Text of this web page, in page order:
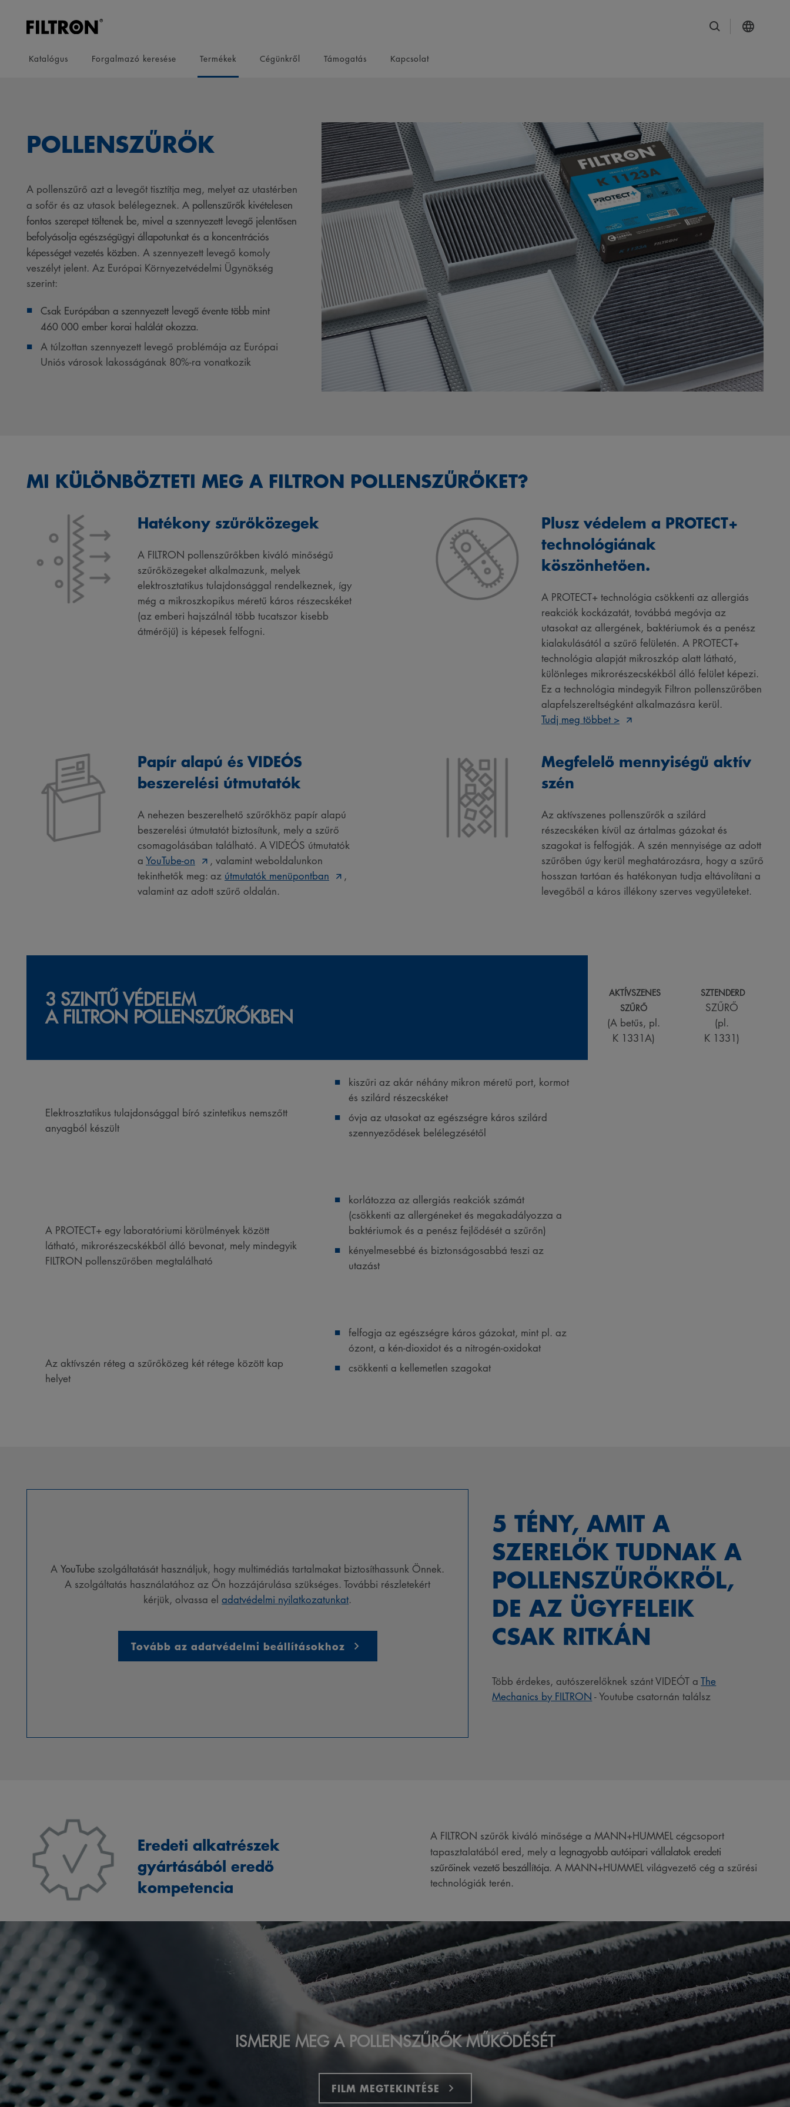
Katalógus Forgalmazó keresése Termékek Cégünkről Támogatás Kapcsolat
POLLENSZŰRŐK
A pollenszűrő azt a levegőt tisztítja meg, melyet az utastérben
a sofőr és az utasok belélegeznek. A pollenszűrők kivételesen
fontos szerepet töltenek be, mivel a szennyezett levegő jelentősen
befolyásolja egészségügyi állapotunkat és a koncentrációs
képességet vezetés közben. A szennyezett levegő komoly
veszélyt jelent. Az Európai Környezetvédelmi Ügynökség
szerint:
Csak Európában a szennyezett levegő évente több mint
460 000 ember korai halálát okozza.
A túlzottan szennyezett levegő problémája az Európai
Uniós városok lakosságának 80%-ra vonatkozik
MI KÜLÖNBÖZTETI MEG A FILTRON POLLENSZŰRŐKET?
Hatékony szűrőközegek
A FILTRON pollenszűrőkben kiváló minőségű
szűrőközegeket alkalmazunk, melyek
elektrosztatikus tulajdonsággal rendelkeznek, így
még a mikroszkopikus méretű káros részecskéket
(az emberi hajszálnál több tucatszor kisebb
átmérőjű) is képesek felfogni.
Plusz védelem a PROTECT+
technológiának
köszönhetően.
A PROTECT+ technológia csökkenti az allergiás
reakciók kockázatát, továbbá megóvja az
utasokat az allergének, baktériumok és a penész
kialakulásától a szűrő felületén. A PROTECT+
technológia alapját mikroszkóp alatt látható,
különleges mikrorészecskékből álló felület képezi.
Ez a technológia mindegyik Filtron pollenszűrőben
alapfelszereltségként alkalmazásra kerül.
Tudj meg többet >
Papír alapú és VIDEÓS
beszerelési útmutatók
A nehezen beszerelhető szűrőkhöz papír alapú
beszerelési útmutatót biztosítunk, mely a szűrő
csomagolásában található. A VIDEÓS útmutatók
a YouTube-on
, valamint weboldalunkon
tekinthetők meg: az útmutatók menüpontban
,
valamint az adott szűrő oldalán.
Megfelelő mennyiségű aktív
szén
Az aktívszenes pollenszűrők a szilárd
részecskéken kívül az ártalmas gázokat és
szagokat is felfogják. A szén mennyisége az adott
szűrőben úgy kerül meghatározásra, hogy a szűrő
hosszan tartóan és hatékonyan tudja eltávolítani a
levegőből a káros illékony szerves vegyületeket.
3 SZINTŰ VÉDELEM
A FILTRON POLLENSZŰRŐKBEN
AKTÍVSZENES
SZŰRŐ
(A betűs, pl.
K 1331A)
SZTENDERD
SZŰRŐ
(pl.
K 1331)
Elektrosztatikus tulajdonsággal bíró szintetikus nemszőtt
anyagból készült
kiszűri az akár néhány mikron méretű port, kormot
és szilárd részecskéket
óvja az utasokat az egészségre káros szilárd
szennyeződések belélegzésétől
A PROTECT+ egy laboratóriumi körülmények között
látható, mikrorészecskékből álló bevonat, mely mindegyik
FILTRON pollenszűrőben megtalálható
korlátozza az allergiás reakciók számát
(csökkenti az allergéneket és megakadályozza a
baktériumok és a penész fejlődését a szűrőn)
kényelmesebbé és biztonságosabbá teszi az
utazást
Az aktívszén réteg a szűrőközeg két rétege között kap
helyet
felfogja az egészségre káros gázokat, mint pl. az
ózont, a kén-dioxidot és a nitrogén-oxidokat
csökkenti a kellemetlen szagokat
AYouTube szolgáltatását használjuk, hogy multimédiás tartalmakat biztosíthassunk Önnek.
A szolgáltatás használatához az Ön hozzájárulása szükséges. További részletekért
kérjük, olvassa eladatvédelmi nyilatkozatunkat.
Tovább az adatvédelmi beállításokhoz
5 TÉNY, AMIT A
SZERELŐK TUDNAK A
POLLENSZŰRŐKRŐL,
DE AZ ÜGYFELEIK
CSAK RITKÁN
Több érdekes, autószerelőknek szánt VIDEÓT aThe
Mechanics by FILTRON - Youtube csatornán találsz
Eredeti alkatrészek
gyártásából eredő
kompetencia
A FILTRON szűrők kiváló minősége a MANN+HUMMEL cégcsoport
tapasztalatából ered, mely a legnagyobb autóipari vállalatok eredeti
szűrőinek vezető beszállítója. A MANN+HUMMEL világvezető cég a szűrési
technológiák terén.
ISMERJE MEG A POLLENSZŰRŐK MŰKÖDÉSÉT
FILM MEGTEKINTÉSE